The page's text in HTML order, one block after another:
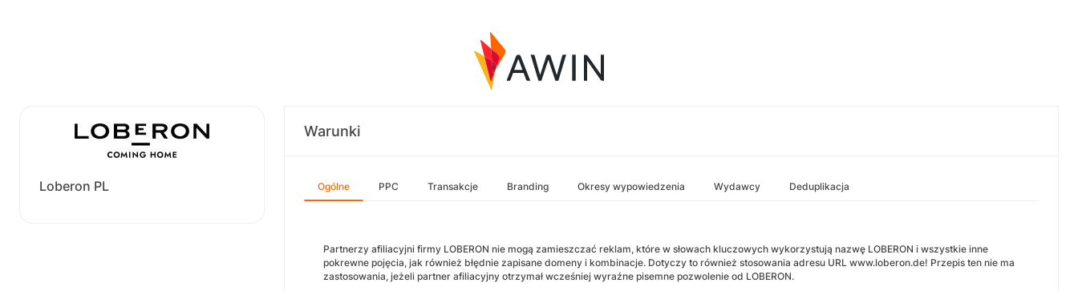
Loberon PL
Warunki
Ogólne PPC Transakcje Branding Okresy wypowiedzenia Wydawcy Deduplikacja
Partnerzy afiliacyjni firmy LOBERON nie mogą zamieszczać reklam, które w słowach kluczowych wykorzystują nazwę LOBERON i wszystkie inne
pokrewne pojęcia, jak również błędnie zapisane domeny i kombinacje. Dotyczy to również stosowania adresu URL www.loberon.de! Przepis ten nie ma
zastosowania, jeżeli partner afiliacyjny otrzymał wcześniej wyraźne pisemne pozwolenie od LOBERON.